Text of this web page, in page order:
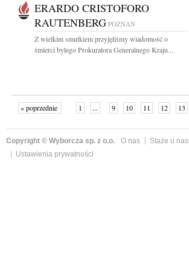
ERARDO CRISTOFORO
RAUTENBERG POZNAŃ
Z wielkim smutkiem przyjęliśmy wiadomość o
śmierci byłego Prokuratora Generalnego Kraju...
« poprzednie 1 ... 9 10 11 12 13
Copyright © Wyborcza sp. z o.o. O nas Staże u nas
Ustawienia prywatności